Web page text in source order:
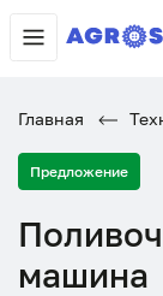
Главная
Предложение
машина